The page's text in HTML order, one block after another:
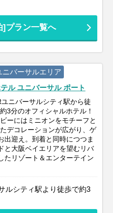
]プラン一覧へ
ニバーサルエリア
ル ユニバーサル ポート
ユニバーサルシティ駅から徒
3分のオフィシャルホテル！
ーにはミニオンをモチーフと
たデコレーションが広がり、ゲ
出迎え。到着と同時につつま
と大阪ベイエリアを望むリバ
たリゾート＆エンターテイン
ルシティ駅より徒歩で約3